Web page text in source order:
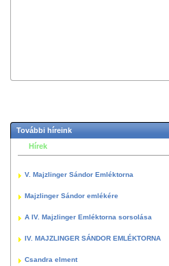
További híreink
Hírek
V. Majzlinger Sándor Emléktorna
Majzlinger Sándor emlékére
A IV. Majzlinger Emléktorna sorsolása
IV. MAJZLINGER SÁNDOR EMLÉKTORNA
Csandra elment